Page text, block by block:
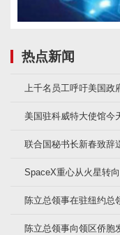
热点新闻
上千名员工呼吁美国政
美国驻科威特大使馆今
联合国秘书长新春致辞
SpaceX重心从火星转
陈立总领事在驻纽约总
陈立总领事向领区侨胞